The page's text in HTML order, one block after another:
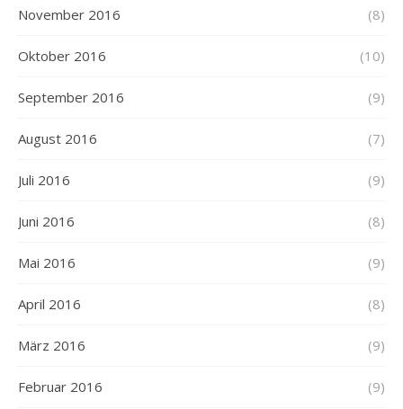
November 2016 (8)
Oktober 2016 (10)
September 2016 (9)
August 2016 (7)
Juli 2016 (9)
Juni 2016 (8)
Mai 2016 (9)
April 2016 (8)
März 2016 (9)
Februar 2016 (9)